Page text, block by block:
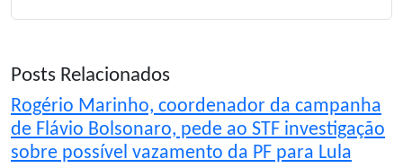
Posts Relacionados
Rogério Marinho, coordenador da campanha
de Flávio Bolsonaro, pede ao STF investigação
sobre possível vazamento da PF para Lula